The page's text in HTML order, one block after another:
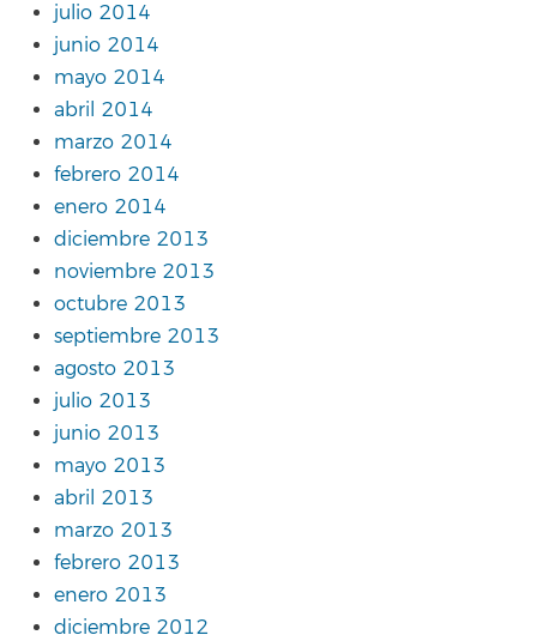
julio 2014
junio 2014
mayo 2014
abril 2014
marzo 2014
febrero 2014
enero 2014
diciembre 2013
noviembre 2013
octubre 2013
septiembre 2013
agosto 2013
julio 2013
junio 2013
mayo 2013
abril 2013
marzo 2013
febrero 2013
enero 2013
diciembre 2012